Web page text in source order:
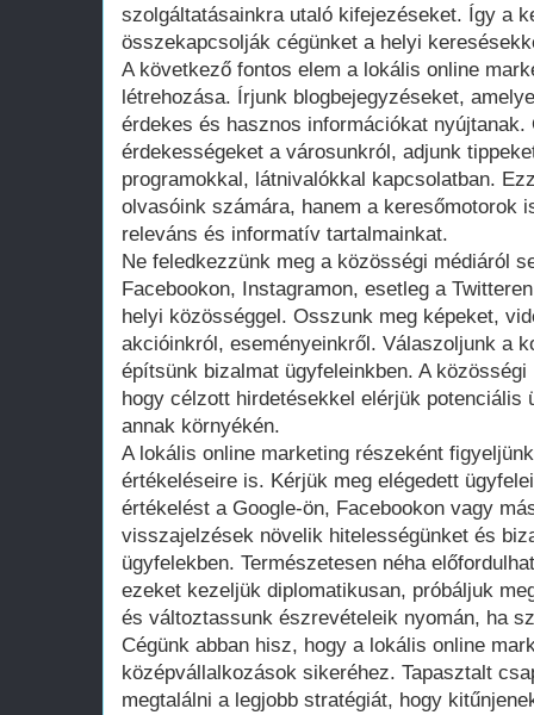
szolgáltatásainkra utaló kifejezéseket. Így a
összekapcsolják cégünket a helyi
A következő fontos elem a lokális online
létrehozása. Írjunk blogbejegyzéseket,
érdekes és hasznos információkat
érdekességeket a városunkról, adjunk
programokkal, látnivalókkal kapcsolatban.
olvasóink számára, hanem a keresőmotorok
releváns és informatív tartalmainkat.
Ne feledkezzünk meg a közösségi médiáról
Facebookon, Instagramon, esetleg a
helyi közösséggel. Osszunk meg képeket,
akcióinkról, eseményeinkről. Válaszoljunk a
építsünk bizalmat ügyfeleinkben. A
hogy célzott hirdetésekkel elérjük potenciális
annak környékén.
A lokális online marketing részeként
értékeléseire is. Kérjük meg elégedett
értékelést a Google-ön, Facebookon vagy
visszajelzések növelik hitelességünket és
ügyfelekben. Természetesen néha
ezeket kezeljük diplomatikusan, próbáljuk
és változtassunk észrevételeik nyomán, ha
Cégünk abban hisz, hogy a lokális online
középvállalkozások sikeréhez. Tapasztalt
megtalálni a legjobb stratégiát, hogy